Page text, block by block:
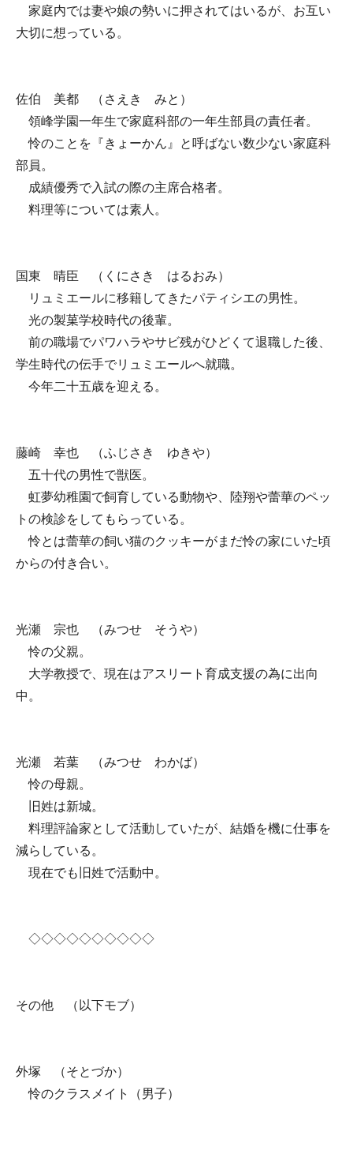
家庭内では妻や娘の勢いに押されてはいるが、お互い
大切に想っている。
佐伯 美都 （さえき みと）
領峰学園一年生で家庭科部の一年生部員の責任者。
怜のことを『きょーかん』と呼ばない数少ない家庭科
部員。
成績優秀で入試の際の主席合格者。
料理等については素人。
国東 晴臣 （くにさき はるおみ）
リュミエールに移籍してきたパティシエの男性。
光の製菓学校時代の後輩。
前の職場でパワハラやサビ残がひどくて退職した後、
学生時代の伝手でリュミエールへ就職。
今年二十五歳を迎える。
藤崎 幸也 （ふじさき ゆきや）
五十代の男性で獣医。
虹夢幼稚園で飼育している動物や、陸翔や蕾華のペッ
トの検診をしてもらっている。
怜とは蕾華の飼い猫のクッキーがまだ怜の家にいた頃
からの付き合い。
光瀬 宗也 （みつせ そうや）
怜の父親。
大学教授で、現在はアスリート育成支援の為に出向
中。
光瀬 若葉 （みつせ わかば）
怜の母親。
旧姓は新城。
料理評論家として活動していたが、結婚を機に仕事を
減らしている。
現在でも旧姓で活動中。
◇◇◇◇◇◇◇◇◇◇
その他 （以下モブ）
外塚 （そとづか）
怜のクラスメイト（男子）